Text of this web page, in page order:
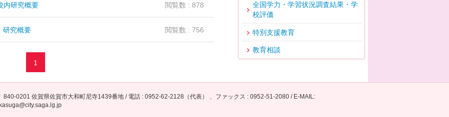
内研究概要 閲覧数 : 878
究概要 閲覧数 : 756
1
全国学力・学習状況調査結果・学
校評価
特別支援教育
教育相談
840-0201 佐賀県佐賀市大和町尼寺1439番地 / 電話 : 0952-62-2128（代表） 、ファックス : 0952-51-2080 / E-MAIL: